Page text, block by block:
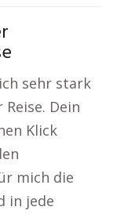
sehr stark
Dein
Klick
mich die
in jede